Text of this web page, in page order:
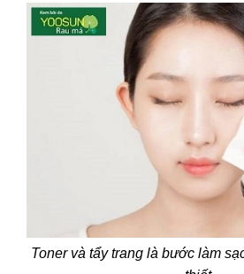
Toner và tẩy trang là bước làm